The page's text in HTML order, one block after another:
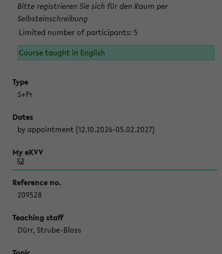
Bitte registrieren Sie sich für den Raum per
Selbsteinschreibung
Limited number of participants: 5
Course taught in English
S+Pr
by appointment [12.10.2026-05.02.2027]
209528
Dürr, Strube-Bloss